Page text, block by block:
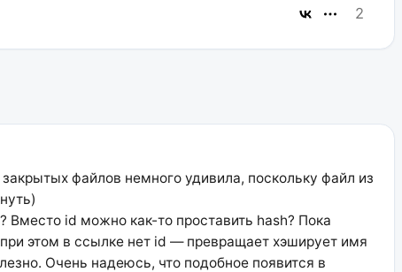
2
файлов немного удивила, поскольку файл из
id можно как-то проставить hash? Пока
этом в ссылке нет id — превращает хэширует имя
Очень надеюсь, что подобное появится в